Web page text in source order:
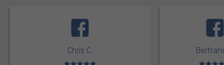
Chris C.
Note moyenne : 5 sur 5 Note